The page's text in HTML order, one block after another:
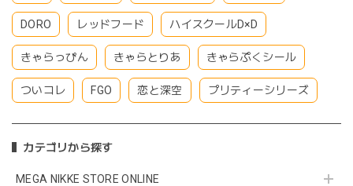
DORO レッドフード ハイスクールD×D
きゃらっぴん きゃらとりあ きゃらぷくシール
ついコレ FGO 恋と深空 プリティーシリーズ
カテゴリから探す
MEGA NIKKE STORE ONLINE